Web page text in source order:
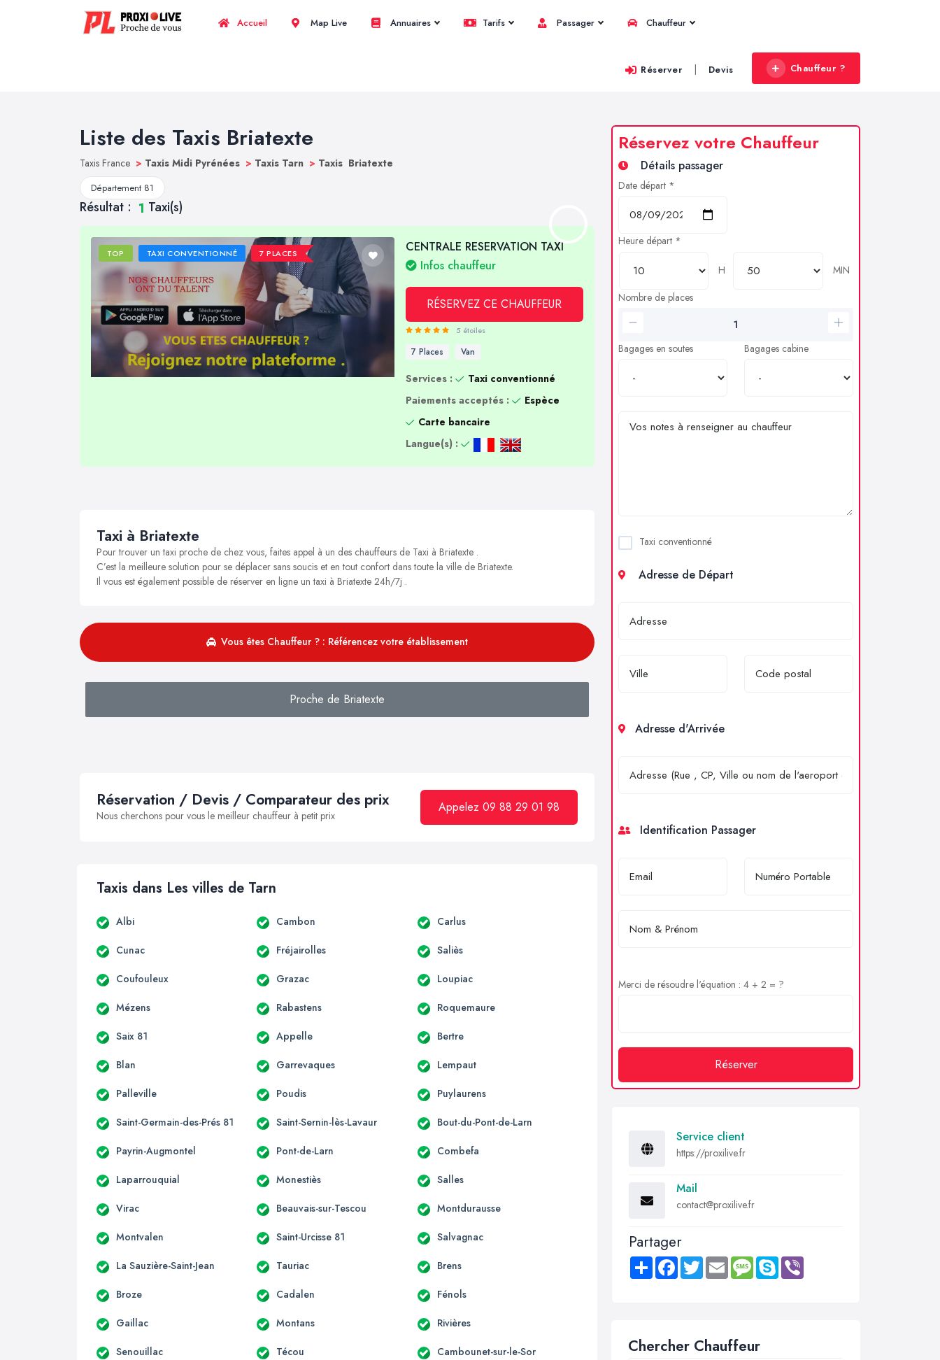
Accueil Map Live Annuaires Tarifs Passager Chauffeur
Réserver | Devis Chauffeur ?
Liste des Taxis Briatexte
Taxis France > Taxis Midi Pyrénées > Taxis Tarn > Taxis Briatexte
Département 81
Résultat : 1 Taxi(s)
TOP TAXI CONVENTIONNÉ 7 PLACES
CENTRALE RESERVATION TAXI
Infos chauffeur
RÉSERVEZ CE CHAUFFEUR
5 étoiles
7 Places Van
Services :
Taxi conventionné
Paiements acceptés :
Espèce
Carte bancaire
Langue(s) :
Taxi à Briatexte
Pour trouver un taxi proche de chez vous, faites appel à un des chauffeurs de Taxi à Briatexte .
C’est la meilleure solution pour se déplacer sans soucis et en tout confort dans toute la ville de Briatexte.
Il vous est également possible de réserver en ligne un taxi à Briatexte 24h/7j .
Vous êtes Chauffeur ? : Référencez votre établissement
Proche de Briatexte
Réservation / Devis / Comparateur des prix
Nous cherchons pour vous le meilleur chauffeur à petit prix
Appelez 09 88 29 01 98
Taxis dans Les villes de Tarn
Albi Cambon Carlus
Cunac Fréjairolles Saliès
Coufouleux Grazac Loupiac
Mézens Rabastens Roquemaure
Saix 81 Appelle Bertre
Blan Garrevaques Lempaut
Palleville Poudis Puylaurens
Saint-Germain-des-Prés 81 Saint-Sernin-lès-Lavaur Bout-du-Pont-de-Larn
Payrin-Augmontel Pont-de-Larn Combefa
Laparrouquial Monestiès Salles
Virac Beauvais-sur-Tescou Montdurausse
Montvalen Saint-Urcisse 81 Salvagnac
La Sauzière-Saint-Jean Tauriac Brens
Broze Cadalen Fénols
Gaillac Montans Rivières
Senouillac Técou Cambounet-sur-le-Sor
Réservez votre Chauffeur
Détails passager
Date départ *
Heure départ *
H
MIN
Nombre de places
Bagages en soutes Bagages cabine
Taxi conventionné
Adresse de Départ
Adresse d'Arrivée
Identification Passager
Merci de résoudre l'équation : 4 + 2 = ?
Réserver
Service client
https://proxilive.fr
Mail
contact@proxilive.fr
Partager
Share FacebookTwitter Email MessageSkype
Chercher Chauffeur